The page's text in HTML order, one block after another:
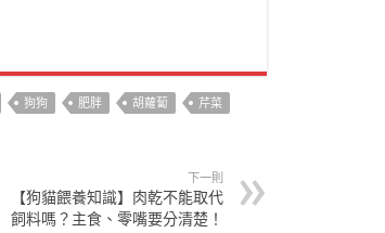
狗狗 肥胖 胡蘿蔔
芹菜
下一則
【狗貓餵養知識】肉乾不能取代
飼料嗎？主食、零嘴要分清楚！